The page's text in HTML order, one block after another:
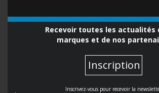
Recevoir toutes les actualités
marques et de nos
Inscription
Inscrivez-vous pour recevoir la